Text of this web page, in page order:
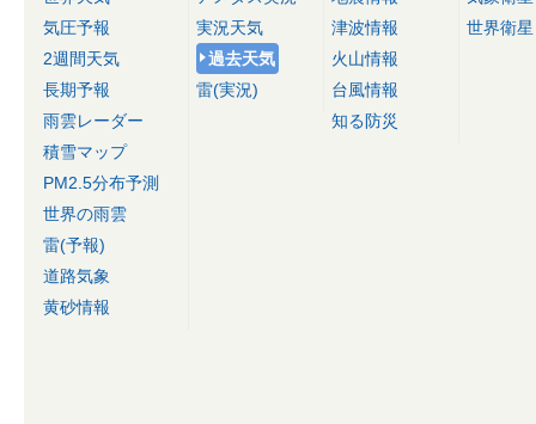
気圧予報
2週間天気
長期予報
雨雲レーダー
積雪マップ
PM2.5分布予測
世界の雨雲
雷(予報)
道路気象
黄砂情報
実況天気
過去天気
雷(実況)
津波情報
火山情報
台風情報
知る防災
世界衛星